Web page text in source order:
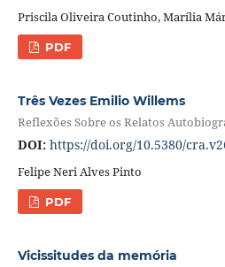
Priscila Oliveira Coutinho, Marília
PDF
Três Vezes Emilio Willems
Reflexões Sobre os Relatos
DOI: https://doi.org/10.5380/
Felipe Neri Alves Pinto
PDF
Vicissitudes da memória